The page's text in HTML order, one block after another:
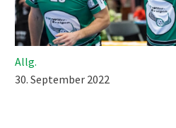
Allg.
30. September 2022